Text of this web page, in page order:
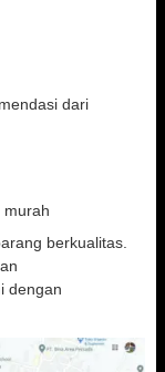
dari
murah
berkualitas.
dengan